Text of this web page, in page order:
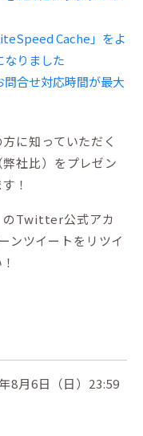
Cache」をよ
なりました
合せ対応時間が最大
に知っていただく
社比）をプレゼン
！
のTwitter公式アカ
ンツイートをリツイ
8月6日（日）23:59